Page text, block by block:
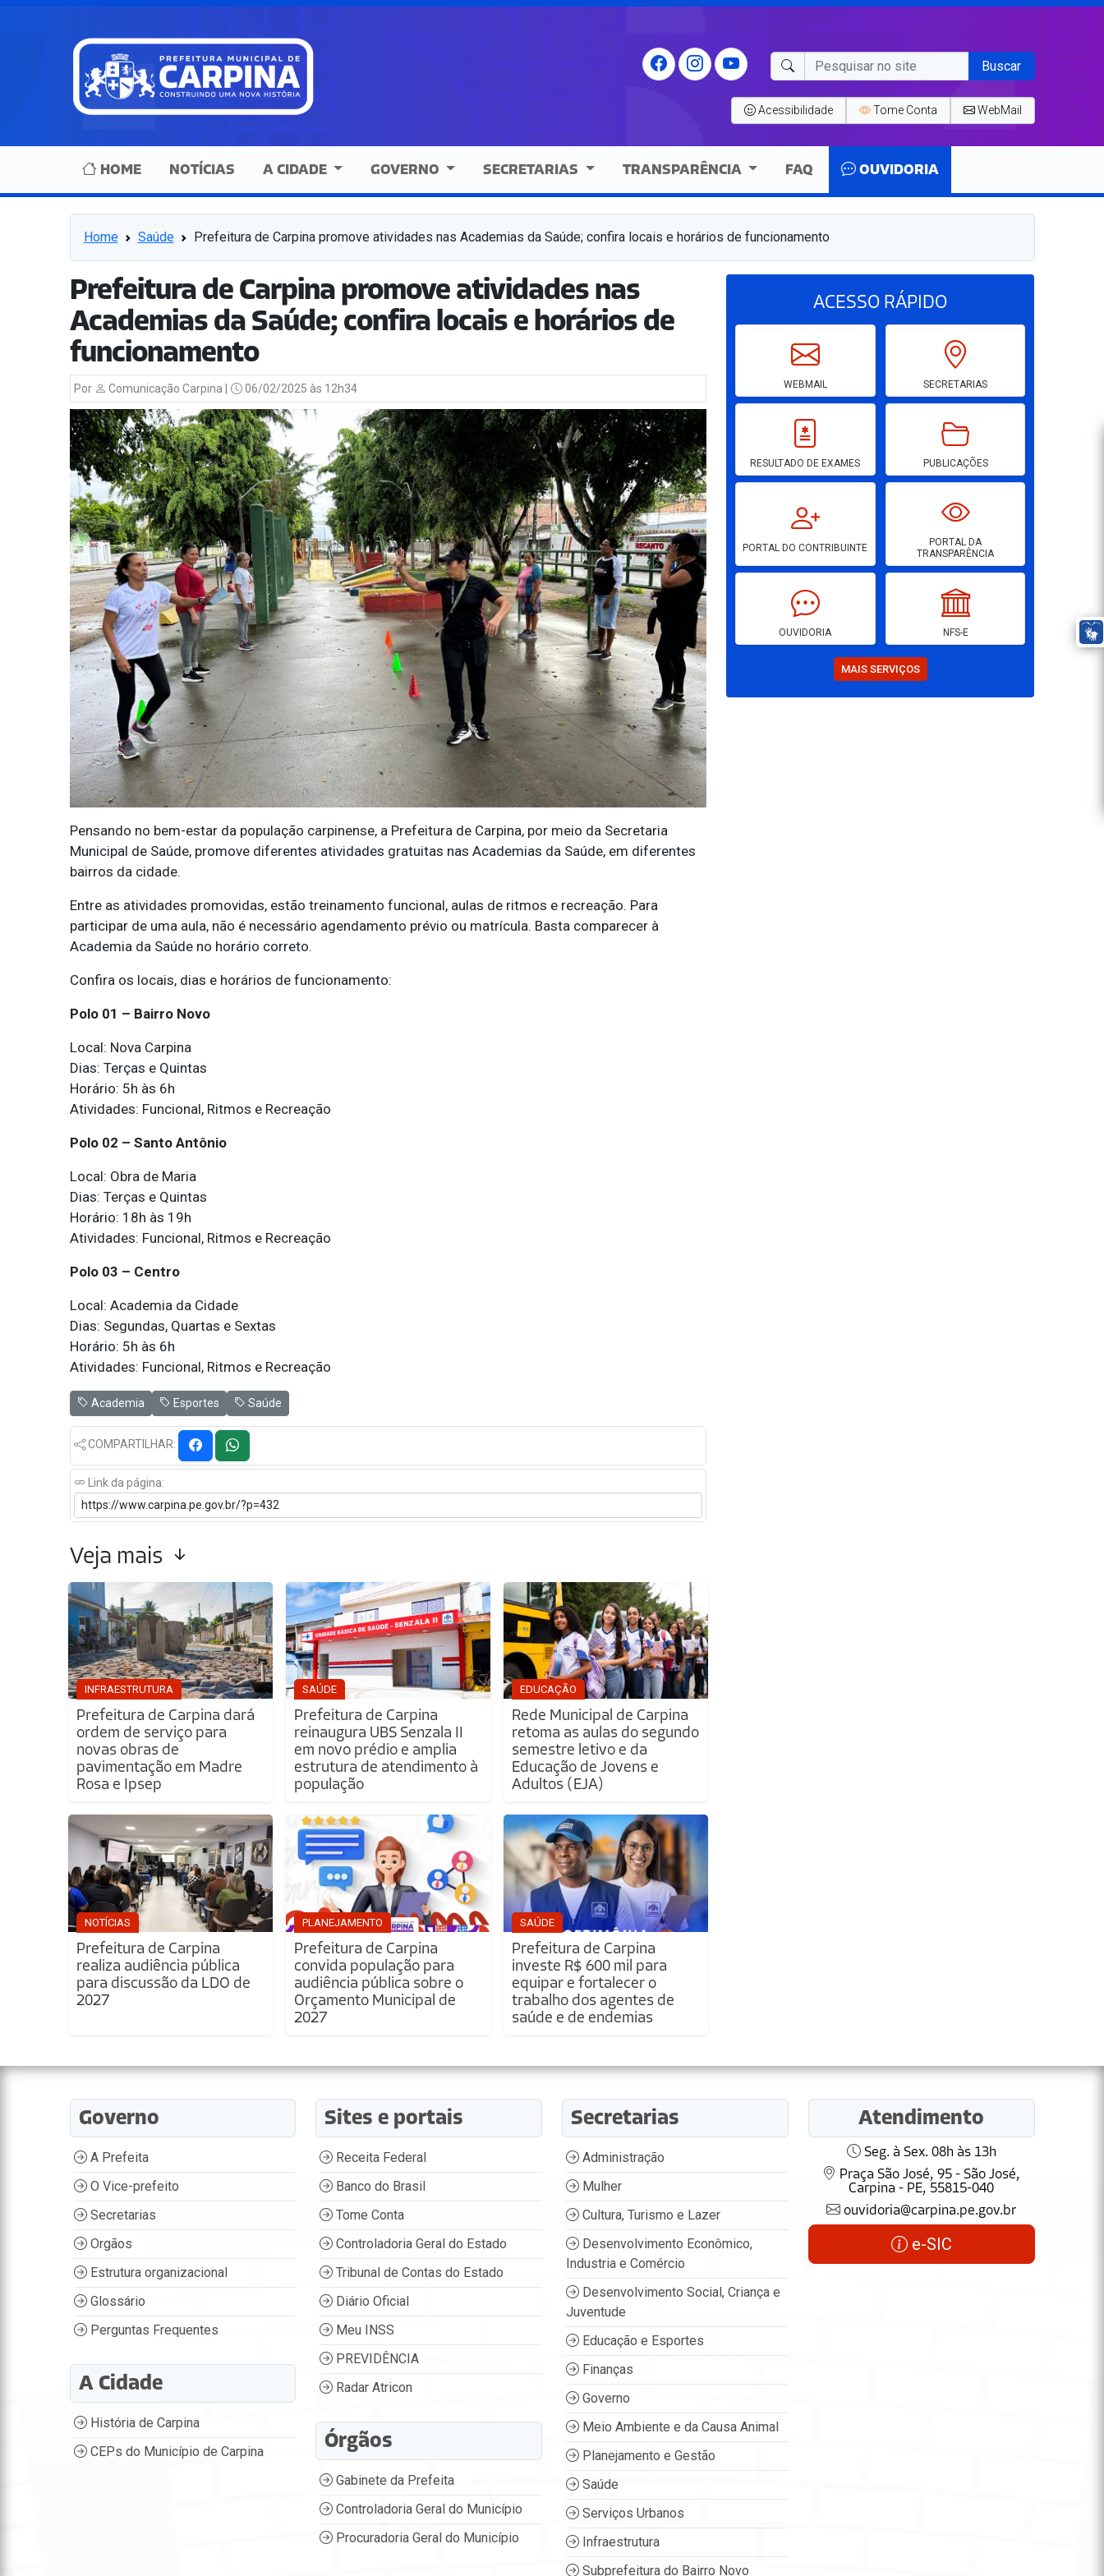
Buscar
Acessibilidade Tome Conta WebMail
HOME NOTÍCIAS A CIDADE GOVERNO SECRETARIAS TRANSPARÊNCIA FAQ OUVIDORIA
Home Saúde Prefeitura de Carpina promove atividades nas Academias da Saúde; confira locais e horários de funcionamento
Prefeitura de Carpina promove atividades nas
Academias da Saúde; confira locais e horários de
funcionamento
Por Comunicação Carpina | 06/02/2025 às 12h34
Pensando no bem-estar da população carpinense, a Prefeitura de Carpina, por meio da Secretaria
Municipal de Saúde, promove diferentes atividades gratuitas nas Academias da Saúde, em diferentes
bairros da cidade.
Entre as atividades promovidas, estão treinamento funcional, aulas de ritmos e recreação. Para
participar de uma aula, não é necessário agendamento prévio ou matrícula. Basta comparecer à
Academia da Saúde no horário correto.
Confira os locais, dias e horários de funcionamento:
Polo 01 – Bairro Novo
Local: Nova Carpina
Dias: Terças e Quintas
Horário: 5h às 6h
Atividades: Funcional, Ritmos e Recreação
Polo 02 – Santo Antônio
Local: Obra de Maria
Dias: Terças e Quintas
Horário: 18h às 19h
Atividades: Funcional, Ritmos e Recreação
Polo 03 – Centro
Local: Academia da Cidade
Dias: Segundas, Quartas e Sextas
Horário: 5h às 6h
Atividades: Funcional, Ritmos e Recreação
Academia Esportes Saúde
COMPARTILHAR:
Link da página:
Veja mais
INFRAESTRUTURA
Prefeitura de Carpina dará
ordem de serviço para
novas obras de
pavimentação em Madre
Rosa e Ipsep
SAÚDE
Prefeitura de Carpina
reinaugura UBS Senzala II
em novo prédio e amplia
estrutura de atendimento à
população
EDUCAÇÃO
Rede Municipal de Carpina
retoma as aulas do segundo
semestre letivo e da
Educação de Jovens e
Adultos (EJA)
NOTÍCIAS
Prefeitura de Carpina
realiza audiência pública
para discussão da LDO de
2027
PLANEJAMENTO
Prefeitura de Carpina
convida população para
audiência pública sobre o
Orçamento Municipal de
2027
SAÚDE
Prefeitura de Carpina
investe R$ 600 mil para
equipar e fortalecer o
trabalho dos agentes de
saúde e de endemias
ACESSORÁPIDO
WEBMAIL SECRETARIAS
RESULTADO DE EXAMES PUBLICAÇÕES
PORTAL DO CONTRIBUINTE
PORTAL DA
TRANSPARÊNCIA
OUVIDORIA NFS-E
MAIS SERVIÇOS
Governo
A Prefeita
O Vice-prefeito
Secretarias
Orgãos
Estrutura organizacional
Glossário
Perguntas Frequentes
A Cidade
História de Carpina
CEPs do Município de Carpina
Sites e portais
Receita Federal
Banco do Brasil
Tome Conta
Controladoria Geral do Estado
Tribunal de Contas do Estado
Diário Oficial
Meu INSS
PREVIDÊNCIA
Radar Atricon
Órgãos
Gabinete da Prefeita
Controladoria Geral do Município
Procuradoria Geral do Município
Secretarias
Administração
Mulher
Cultura, Turismo e Lazer
Desenvolvimento Econômico,
Industria e Comércio
Desenvolvimento Social, Criança e
Juventude
Educação e Esportes
Finanças
Governo
Meio Ambiente e da Causa Animal
Planejamento e Gestão
Saúde
Serviços Urbanos
Infraestrutura
Subprefeitura do Bairro Novo
Atendimento
Seg. à Sex. 08h às 13h
Praça São José, 95 - São José,
Carpina - PE, 55815-040
ouvidoria@carpina.pe.gov.br
e-SIC